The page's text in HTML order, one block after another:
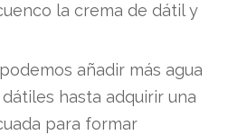
la crema de dátil y
añadir más agua
hasta adquirir una
para formar